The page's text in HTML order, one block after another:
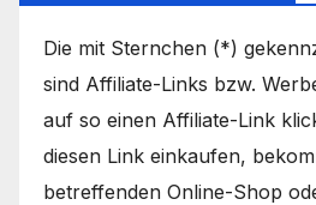
Die mit Sternchen (*)
sind Affiliate-Links bzw.
auf so einen Affiliate-Link
diesen Link einkaufen,
betreffenden Online-Shop